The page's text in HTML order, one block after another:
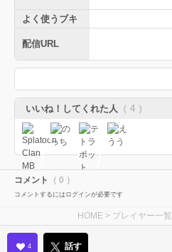
よく使うブキ
配信URL
いいね！してくれた人 （ 4 ）
コメント （ 0 ）
コメントするにはログインが必要です
HOME > プレイヤー一覧
4 話す